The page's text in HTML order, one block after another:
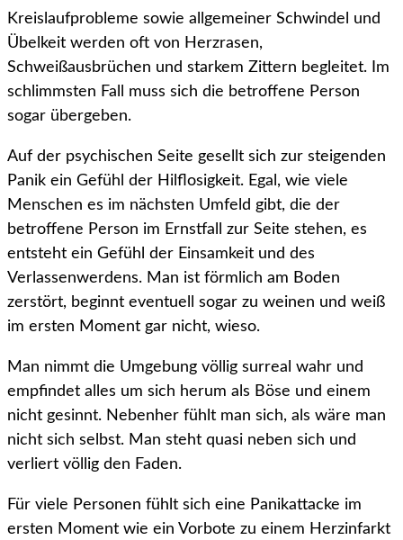
Kreislaufprobleme sowie allgemeiner Schwindel und
Übelkeit werden oft von Herzrasen,
Schweißausbrüchen und starkem Zittern begleitet. Im
schlimmsten Fall muss sich die betroffene Person
sogar übergeben.
Auf der psychischen Seite gesellt sich zur steigenden
Panik ein Gefühl der Hilflosigkeit. Egal, wie viele
Menschen es im nächsten Umfeld gibt, die der
betroffene Person im Ernstfall zur Seite stehen, es
entsteht ein Gefühl der Einsamkeit und des
Verlassenwerdens. Man ist förmlich am Boden
zerstört, beginnt eventuell sogar zu weinen und weiß
im ersten Moment gar nicht, wieso.
Man nimmt die Umgebung völlig surreal wahr und
empfindet alles um sich herum als Böse und einem
nicht gesinnt. Nebenher fühlt man sich, als wäre man
nicht sich selbst. Man steht quasi neben sich und
verliert völlig den Faden.
Für viele Personen fühlt sich eine Panikattacke im
ersten Moment wie ein Vorbote zu einem Herzinfarkt